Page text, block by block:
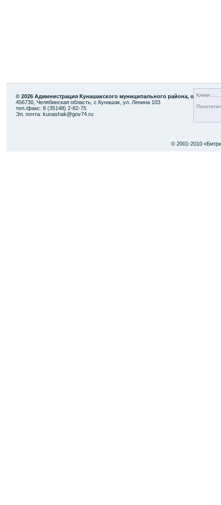
© 2026 Администрация Кунашакского муниципального района,
456730, Челябинская область, с.Кунашак, ул. Ленина 103
тел./факс: 8 (35148) 2-82-75
Эл. почта: kunashak@gov74.ru
Клики
© 2001-2010